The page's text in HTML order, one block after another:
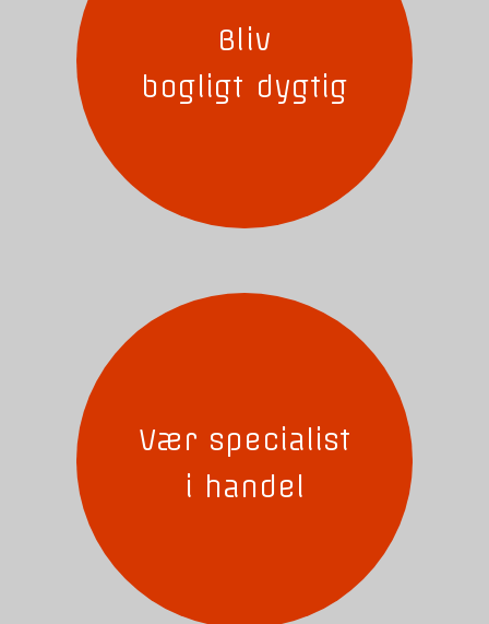
Bliv
bogligt dygtig
Vær specialist
i handel